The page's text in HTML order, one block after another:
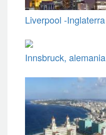
Liverpool -Inglaterra
Innsbruck, alemania